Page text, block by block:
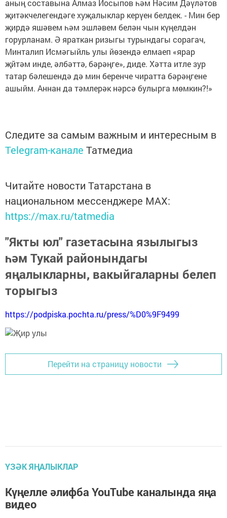
аның составына Алмаз Йосыпов һәм Нәсим Дәүләтов
җитәкчелегендәге хуҗалыклар керүен белдек. - Мин бер
җирдә яшәвем һәм эшләвем белән чын күңелдән
горурланам. Ә яраткан ризыгы турындагы сорагач,
Минталип Исмәгыйль улы йөзендә елмаеп «ярар
җйтәм инде, әлбәттә, бәрәңге», диде. Хәтта итле зур
татар бәлешендә дә мин беренче чиратта бәрәңгене
ашыйм. Аннан да тәмлерәк нәрсә булырга мөмкин?!»
Следите за самым важным и интересным в
Telegram-канале Татмедиа
Читайте новости Татарстана в
национальном мессенджере MАХ:
https://max.ru/tatmedia
"Якты юл" газетасына язылыгыз
һәм Тукай районындагы
яңалыкларны, вакыйгаларны белеп
торыгыз
https://podpiska.pochta.ru/press/%D0%9F9499
Перейти на страницу новости
ҮЗӘК ЯҢАЛЫКЛАР
Күңелле әлифба YouTube каналында яңа
видео